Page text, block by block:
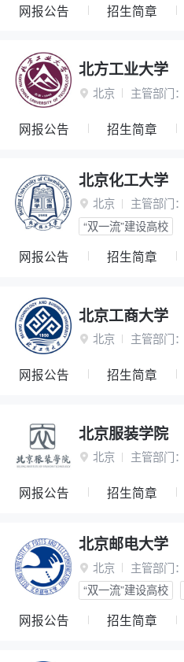
网报公告 招生简章
北方工业大学
 北京 主管部门：
网报公告 招生简章
北京化工大学
 北京 主管部门：
“双一流”建设高校
网报公告 招生简章
北京工商大学
 北京 主管部门：
网报公告 招生简章
北京服装学院
 北京 主管部门：
网报公告 招生简章
北京邮电大学
 北京 主管部门：
“双一流”建设高校
网报公告 招生简章